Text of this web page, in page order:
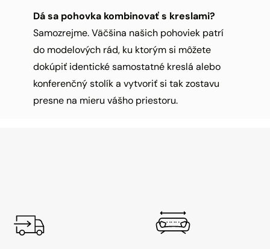
Dá sa pohovka kombinovať s kreslami?
Samozrejme. Väčšina našich pohoviek patrí
do modelových rád, ku ktorým si môžete
dokúpiť identické samostatné kreslá alebo
konferenčný stolík a vytvoriť si tak zostavu
presne na mieru vášho priestoru.